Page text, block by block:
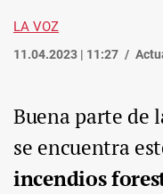
LA VOZ
11.04.2023 | 11:27
Buena parte de
se encuentra
incendios